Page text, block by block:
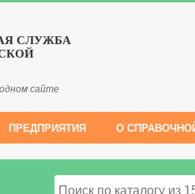
СЛУЖБА
сайте
ПРЕДПРИЯТИЯ О